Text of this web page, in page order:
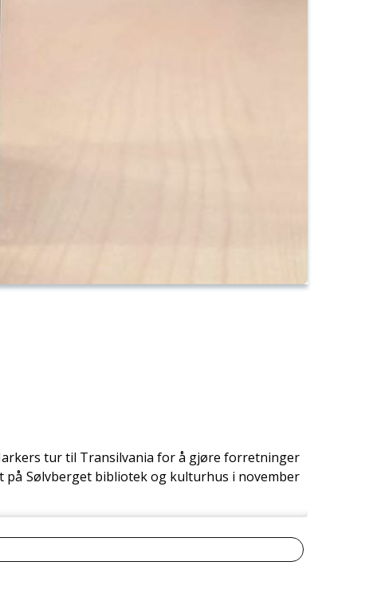
tur til Transilvania for å gjøre forretninger
på Sølvberget bibliotek og kulturhus i november